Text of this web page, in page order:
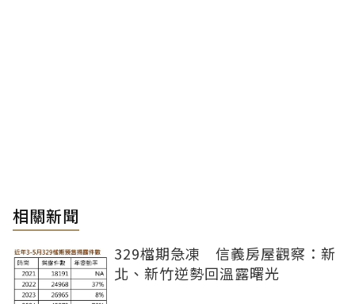
相關新聞
329檔期急凍 信義房屋觀察：新
北、新竹逆勢回溫露曙光